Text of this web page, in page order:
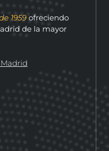
1959 ofreciendo
de la mayor